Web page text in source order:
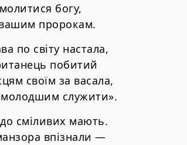
богу,
пророкам.
по світу настала,
побитий
своїм за васала,
служити».
сміливих мають.
впізнали —